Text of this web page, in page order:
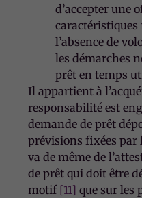
d’accepter une
caractéristiques
l’absence de
les démarches
prêt en temps
Il appartient à
responsabilité est
demande de prêt
prévisions fixées par
va de même de
de prêt qui doit être
motif [11] que sur les